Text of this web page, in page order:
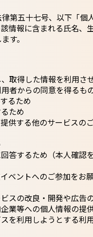
第五十七号、以下「個
情報に含まれる氏名、
す。
取得した情報を利用さ
者からの同意を得るもの
るため
ため
供する他のサービスの
するため（本人確認
ベントへのご参加をお
スの改良・開発や広告
業等への個人情報の提
を利用しようとする利